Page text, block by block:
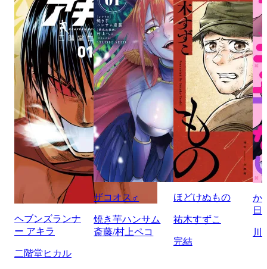
ヘブンズランナ
ー アキラ
二階堂ヒカル
ザコオス♂
焼き芋ハンサム
斎藤/村上ペコ
ほどけぬもの
祐木すずこ
完結
か
日
川